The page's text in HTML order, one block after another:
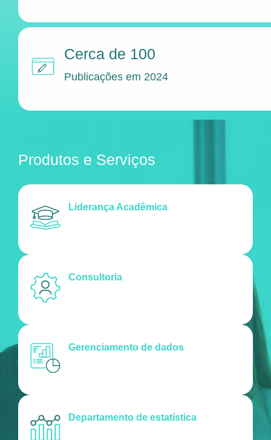
Cerca de 100
Publicações em 2024
Produtos e Serviços
Liderança Acadêmica
Consultoria
Gerenciamento de dados
Departamento de estatística